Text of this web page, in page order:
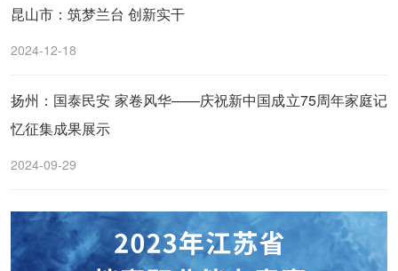
昆山市：筑梦兰台 创新实干
2024-12-18
扬州：国泰民安 家卷风华——庆祝新中国成立75周年家庭记
忆征集成果展示
2024-09-29